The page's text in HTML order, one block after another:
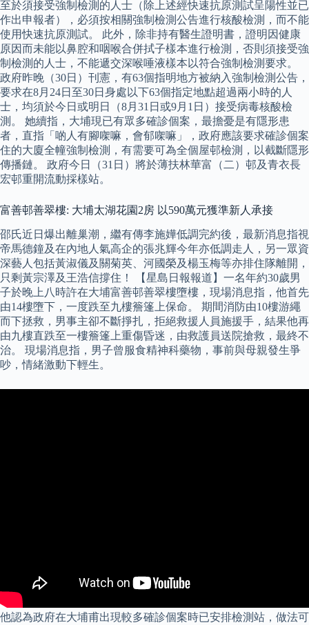
至於須接受強制檢測的人士（除上述經快速抗原測試呈陽性並已
作出申報者），必須按相關強制檢測公告進行核酸檢測，而不能
使用快速抗原測試。 此外，除非持有醫生證明書，證明因健康
原因而未能以鼻腔和咽喉合併拭子樣本進行檢測，否則須接受強
制檢測的人士，不能遞交深喉唾液樣本以符合強制檢測要求。
政府昨晚（30日）刊憲，有63個指明地方被納入強制檢測公告，
要求在8月24日至30日身處以下63個指定地點超過兩小時的人
士，均須於今日或明日（8月31日或9月1日）接受病毒核酸檢
測。 她續指，大埔現已有眾多確診個案，最擔憂是有隱形患
者，直指「啲人有腳㗎嘛，會郁㗎嘛」，政府應該要求確診個案
住的大廈全幢強制檢測，有需要可為全個屋邨檢測，以截斷隱形
傳播鏈。 政府今日（31日）將於薄扶林華富（二）邨及青衣長
宏邨重開流動採樣站。
富善邨善翠樓: 大埔太湖花園2房 以590萬元獲準新人承接
邵氏近日爆出離巢潮，繼有傳李施嬅低調完約後，最新消息指視
帝馬德鐘及在內地人氣高企的張兆輝今年亦低調走人，另一眾資
深藝人包括黃淑儀及關菊英、河國榮及楊玉梅等亦排住隊離開，
只剩黃宗澤及王浩信撐住！ 【星島日報報道】一名年約30歲男
子於晚上八時許在大埔富善邨善翠樓墮樓，現場消息指，他首先
由14樓墮下，一度跌至九樓簷篷上保命。 期間消防由10樓游繩
而下拯救，男事主卻不斷掙扎，拒絕救援人員施援手，結果他再
由九樓直跌至一樓簷篷上重傷昏迷，由救護員送院搶救，最終不
治。 現場消息指，男子曾服食精神科藥物，事前與母親發生爭
吵，情緒激動下輕生。
他認為政府在大埔甫出現較多確診個案時已安排檢測站，做法可